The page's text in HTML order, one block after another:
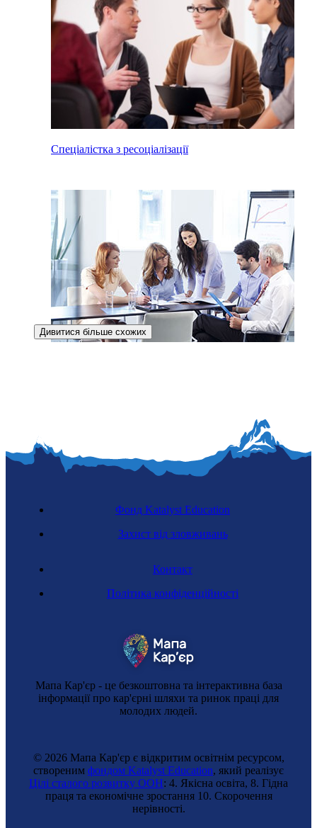
Спеціалістка з ресоціалізації
Координаторка проєктів ЄС
Дивитися більше схожих
Мапа Кар'єр - це безкоштовна та інтерактивна база
інформації про кар'єрні шляхи та ринок праці для
молодих людей.
Контакт
Політика конфіденційності
Фонд Katalyst Education
Захист від зловживань
© 2026 Мапа Кар'єр є відкритим освітнім ресурсом,
створеним фондом Katalyst Education, який реалізує
Цілі сталого розвитку ООН: 4. Якісна освіта, 8. Гідна
праця та економічне зростання 10. Cкорочення
нерівності.